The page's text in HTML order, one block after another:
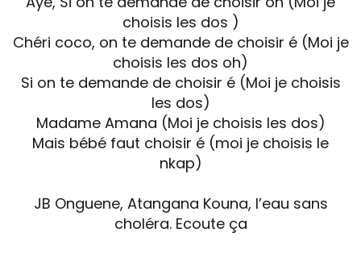
choisis les dos )
Chéri coco, on te demande de choisir é (Moi je
choisis les dos oh)
Si on te demande de choisir é (Moi je choisis
les dos)
Madame Amana (Moi je choisis les dos)
Mais bébé faut choisir é (moi je choisis le
nkap)
JB Onguene, Atangana Kouna, l’eau sans
choléra. Ecoute ça